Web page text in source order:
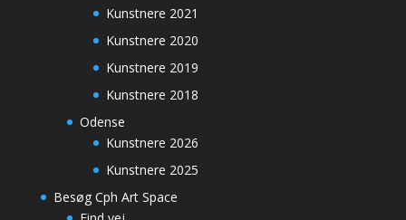
Kunstnere 2021
Kunstnere 2020
Kunstnere 2019
Kunstnere 2018
Odense
Kunstnere 2026
Kunstnere 2025
Besøg Cph Art Space